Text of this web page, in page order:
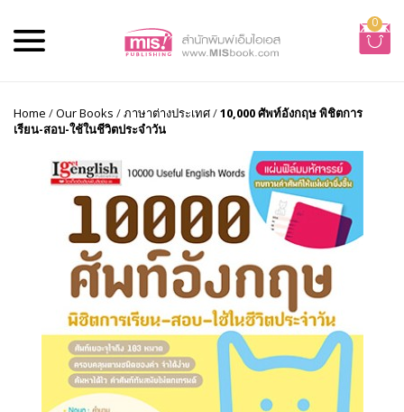
0
Home /Our Books /ภาษาต่างประเทศ/10,000 ศัพท์อังกฤษ พิชิตการ
เรียน-สอบ-ใช้ในชีวิตประจำวัน